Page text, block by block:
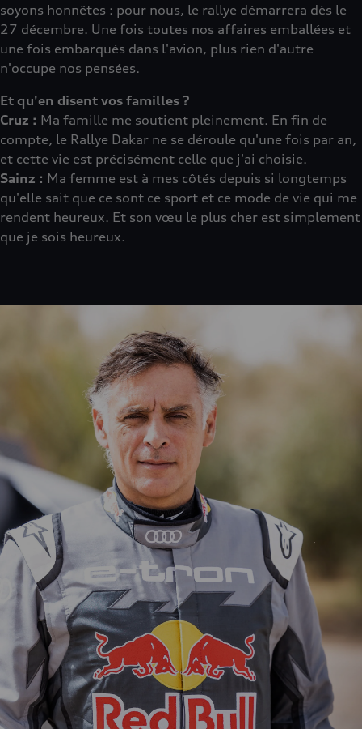
soyons honnêtes : pour nous, le rallye démarrera dès le
27 décembre. Une fois toutes nos affaires emballées et
une fois embarqués dans l'avion, plus rien d'autre
n'occupe nos pensées.
Et qu'en disent vos familles ?
Cruz : Ma famille me soutient pleinement. En fin de
compte, le Rallye Dakar ne se déroule qu'une fois par an,
et cette vie est précisément celle que j'ai choisie.
Sainz : Ma femme est à mes côtés depuis si longtemps
qu'elle sait que ce sont ce sport et ce mode de vie qui me
rendent heureux. Et son vœu le plus cher est simplement
que je sois heureux.